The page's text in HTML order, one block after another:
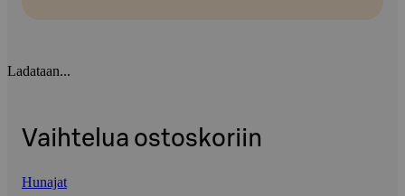
Ladataan...
Vaihtelua ostoskoriin
Hunajat